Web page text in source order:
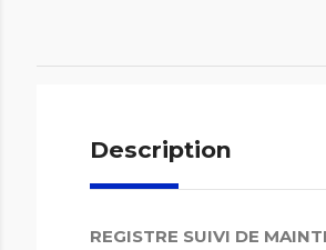
Description
REGISTRE SUIVI DE